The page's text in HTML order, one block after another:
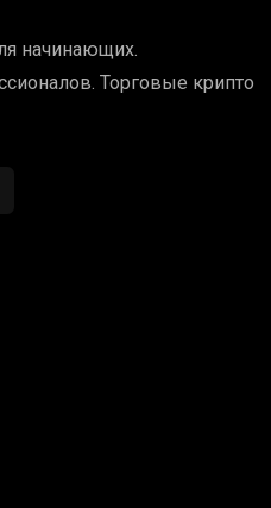
начинающих.
Торговые крипто